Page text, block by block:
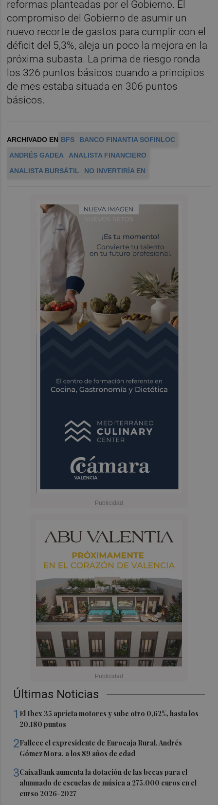
Últimas Noticias
1 El Ibex 35 aprieta motores y sube otro 0,62%, hasta los
20.180 puntos
2Fallece el expresidente de Eurocaja Rural, Andrés
Gómez Mora, a los 89 años de edad
3CaixaBank aumenta la dotación de las becas para el
alumnado de escuelas de música a 275.000 euros en el
curso 2026-2027
reformas planteadas por el Gobierno. El
compromiso del Gobierno de asumir un
nuevo recorte de gastos para cumplir con el
déficit del 5,3%, aleja un poco la mejora en la
próxima subasta. La prima de riesgo ronda
los 326 puntos básicos cuando a principios
de mes estaba situada en 306 puntos
básicos.
ARCHIVADO EN BFS
BANCO FINANTIA SOFINLOC
ANDRÉS GADEA
ANALISTA FINANCIERO
ANALISTA BURSÁTIL
NO INVERTIRÍA EN